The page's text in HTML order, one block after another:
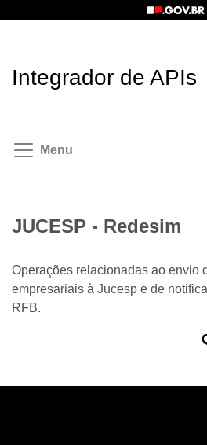
Integrador de APIs
Menu
JUCESP - Redesim
Operações relacionadas ao envio
empresariais à Jucesp e de
RFB.